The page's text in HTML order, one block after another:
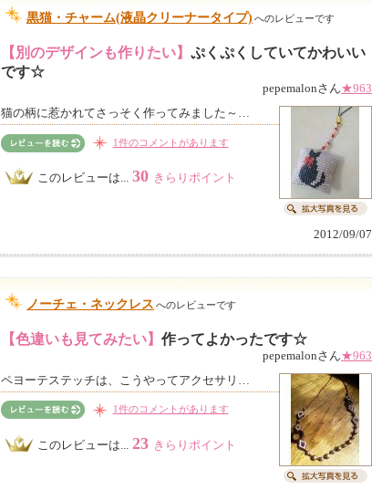
黒猫・チャーム(液晶クリーナータイプ) へのレビューです
【別のデザインも作りたい】 ぷくぷくしていてかわいい
です☆
pepemalonさん★963
猫の柄に惹かれてさっそく作ってみました～…
1件のコメントがあります
このレビューは... 30 きらりポイント
2012/09/07
ノーチェ・ネックレス へのレビューです
【色違いも見てみたい】 作ってよかったです☆
pepemalonさん★963
ペヨーテステッチは、こうやってアクセサリ…
1件のコメントがあります
このレビューは... 23 きらりポイント